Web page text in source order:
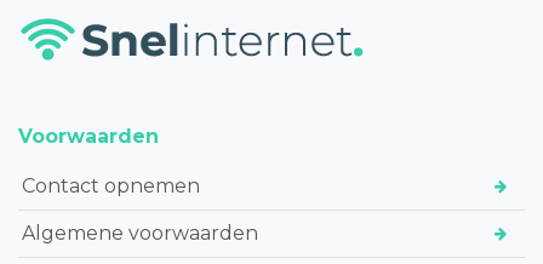
Voorwaarden
Contact opnemen
Algemene voorwaarden